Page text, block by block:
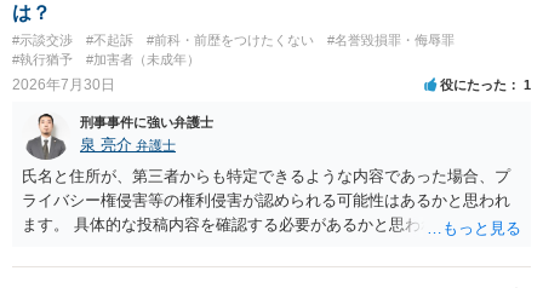
は？
#示談交渉 #不起訴 #前科・前歴をつけたくない
#名誉毀損罪・侮辱罪
#執行猶予
#加害者（未成年）
2026年7月30日 役にたった 1
刑事事件に強い弁護士
泉 亮介 弁護士
氏名と住所が、第三者からも特定できるような内容であった場合、プ
ライバシー権侵害等の権利侵害が認められる可能性はあるかと思われ
ます。 具体的な投稿内容を確認する必要があるかと思われますので、
でしょう。